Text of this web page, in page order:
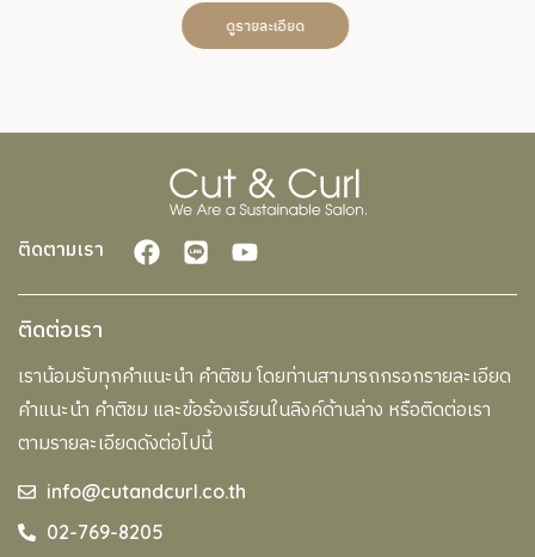
ติดตามเรา
ติดต่อเรา
เราน้อมรับทุกคำแนะนำ คำติชม โดยท่านสามารถกรอกรายละเอียด
คำแนะนำ คำติชม และข้อร้องเรียนในลิงค์ด้านล่าง หรือติดต่อเรา
ตามรายละเอียดดังต่อไปนี้
info@cutandcurl.co.th
02-769-8205